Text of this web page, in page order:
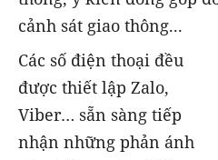
cảnh sát giao thông...
Các số điện thoại đều
được thiết lập Zalo,
Viber… sẵn sàng tiếp
nhận những phản ánh